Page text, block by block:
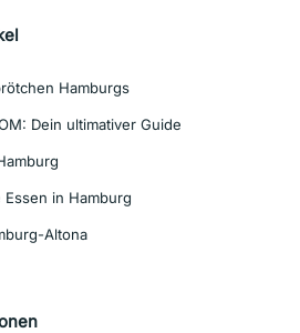
Hamburgs
Dein ultimativer Guide
in Hamburg
Altona